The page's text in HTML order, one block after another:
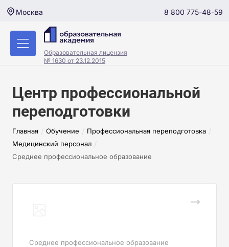
Москва 8 800 775-48-59
Образовательная лицензия
№ 1630 от 23.12.2015
Центр профессиональной
переподготовки
Главная / Обучение / Профессиональная переподготовка /
Медицинский персонал /
Cреднее профессиональное образование
Cреднее профессиональное образование